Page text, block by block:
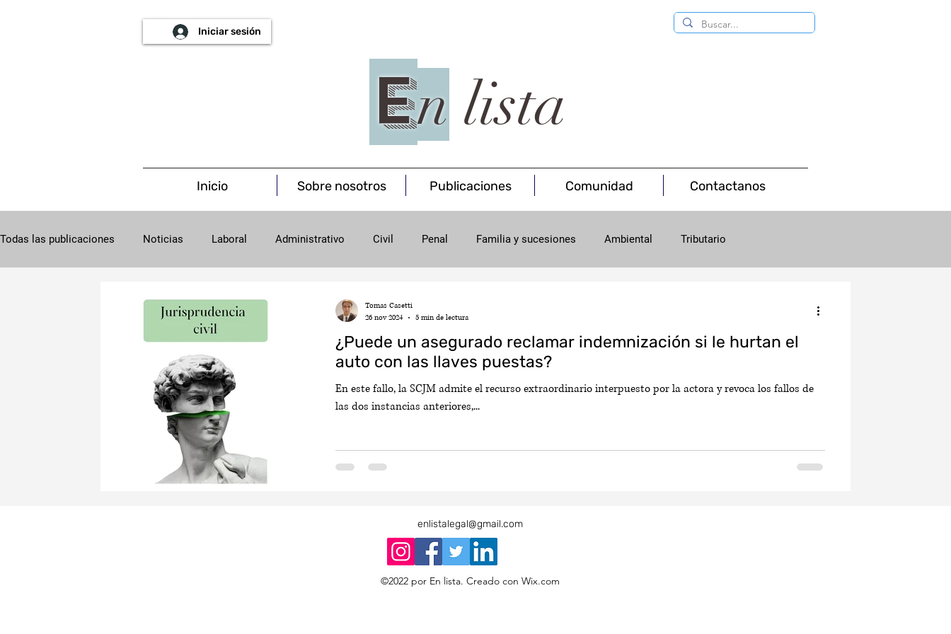
En lista
Iniciar sesión
Inicio Sobre nosotros Publicaciones Comunidad Contactanos
Todas las publicaciones Noticias Laboral Administrativo Civil Penal Familia y sucesiones Ambiental Tributario
¿Puede un asegurado reclamar indemnización si le hurtan el
auto con las llaves puestas?
En este fallo, la SCJM admite el recurso extraordinario interpuesto por la actora y revoca los fallos de
las dos instancias anteriores,...
Tomas Casetti
26 nov 2024
5 min de lectura
enlistalegal@gmail.com
©2022 por En lista. Creado con Wix.com